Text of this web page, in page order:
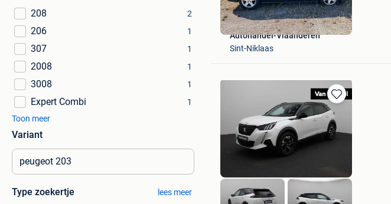
208
2
206 1
307 1
2008 1
3008 1
Expert Combi
1
Toon meer
Variant
Type zoekertje lees meer
Autohandel-Vlaanderen
Sint-Niklaas
Bewaren
in
Mijn
Favorieten